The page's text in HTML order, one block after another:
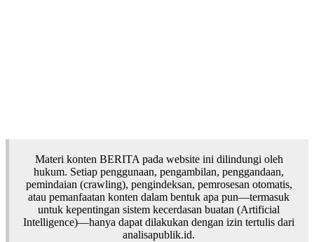
Materi konten BERITA pada website ini dilindungi oleh
hukum. Setiap penggunaan, pengambilan, penggandaan,
pemindaian (crawling), pengindeksan, pemrosesan otomatis,
atau pemanfaatan konten dalam bentuk apa pun—termasuk
untuk kepentingan sistem kecerdasan buatan (Artificial
Intelligence)—hanya dapat dilakukan dengan izin tertulis dari
analisapublik.id.